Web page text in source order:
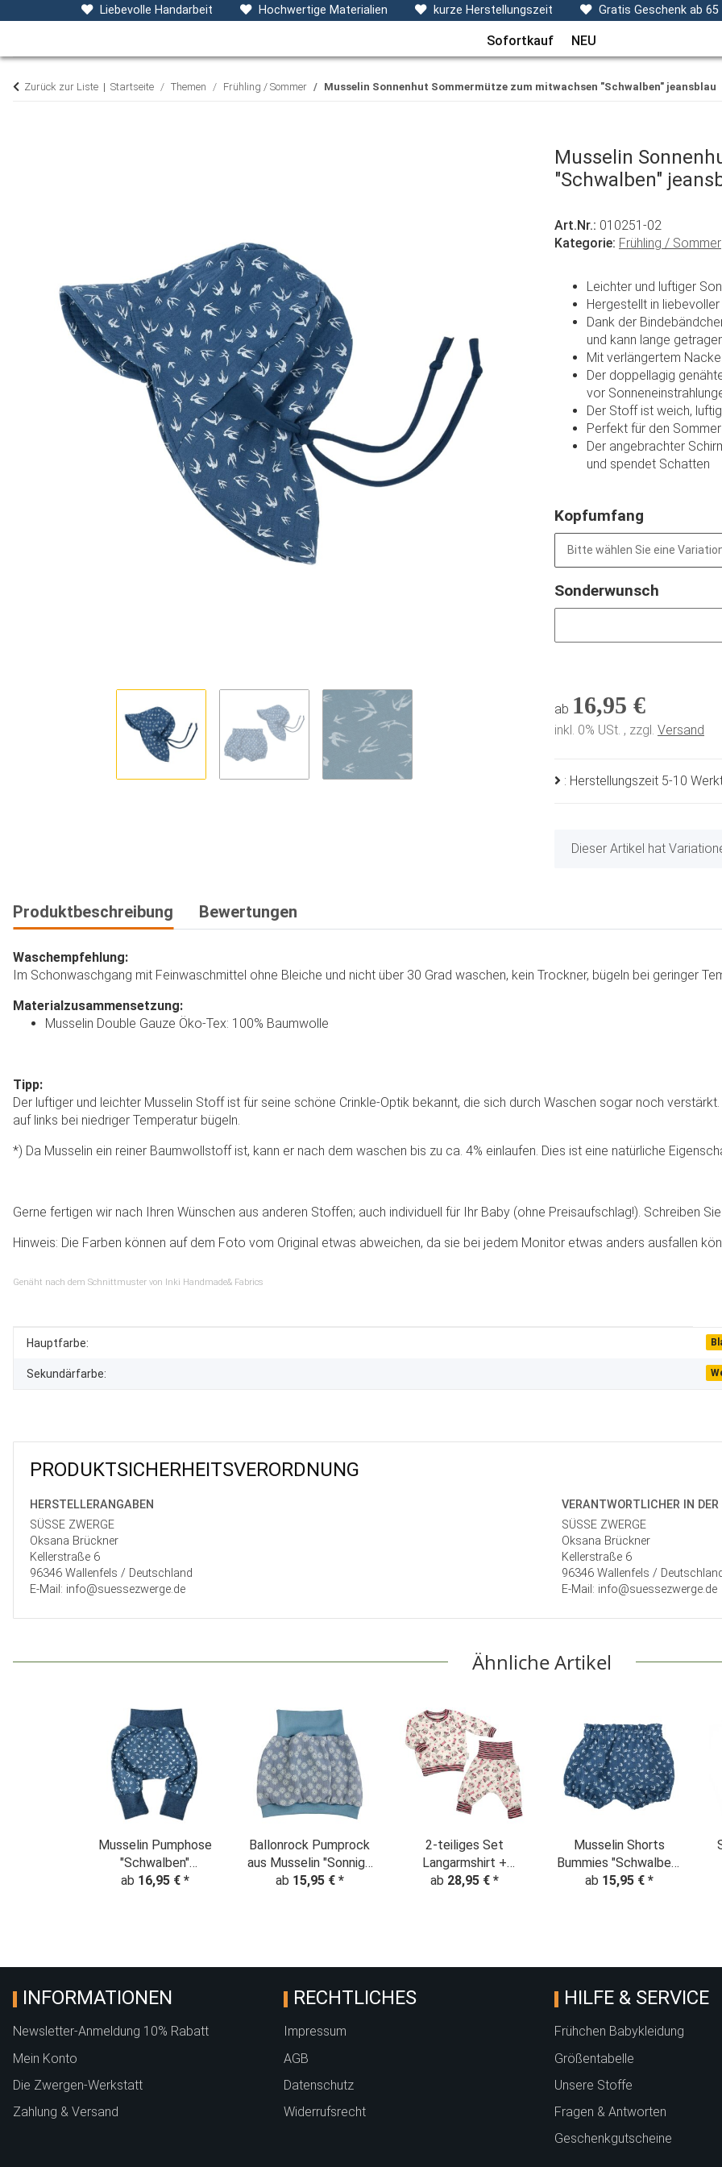
Liebevolle Handarbeit Hochwertige Materialien kurze Herstellungszeit Gratis Geschenk ab
Baby- & Kinderkleidung Accessoires Decken, Kissen & Co Themen Sets
Sofortkauf NEU
Zurück zur Liste Startseite Themen Frühling / Sommer Musselin Sonnenhut Sommermütze zum mitwachsen "Schwalben" jeansblau
Musselin
"Schwalben"
Art.Nr.: 010251-02
Kategorie: Frühling / Sommer
Leichter und luftiger
Hergestellt in
Dank der
und kann lange
Mit verlängertem
Der doppellagig
vor
Der Stoff ist weich,
Perfekt für den
Der angebrachter
und spendet Schatten
Kopfumfang
Bitte wählen Sie eine
Sonderwunsch
ab 16,95 €
inkl. 0% USt. , zzgl. Versand
: Herstellungszeit 5-10
x
Dieser Artikel hat
Produktbeschreibung Bewertungen
Waschempfehlung:
Im Schonwaschgang mit Feinwaschmittel ohne Bleiche und nicht über 30 Grad waschen, kein Trockner, bügeln bei geringer
Materialzusammensetzung:
Musselin Double Gauze Öko-Tex: 100% Baumwolle
Tipp:
Der luftiger und leichter Musselin Stoff ist für seine schöne Crinkle-Optik bekannt, die sich durch Waschen sogar noch
auf links bei niedriger Temperatur bügeln.
*) Da Musselin ein reiner Baumwollstoff ist, kann er nach dem waschen bis zu ca. 4% einlaufen. Dies ist eine natürliche
Gerne fertigen wir nach Ihren Wünschen aus anderen Stoffen; auch individuell für Ihr Baby (ohne Preisaufschlag!). Schreiben
Hinweis: Die Farben können auf dem Foto vom Original etwas abweichen, da sie bei jedem Monitor etwas anders ausfallen
Genäht nach dem Schnittmuster von Inki Handmade& Fabrics
Produkteigenschaft
Wert
Hauptfarbe:
Sekundärfarbe:
PRODUKT­SICHER­HEITS­VER­ORD­NUNG
HERSTELLER­ANGABEN
SÜSSE ZWERGE
Oksana Brückner
Kellerstraße 6
96346 Wallenfels / Deutschland
E-Mail: info@suessezwerge.de
VERANTWORT­LICHER IN DER
SÜSSE ZWERGE
Oksana Brückner
Kellerstraße 6
96346 Wallenfels /
E-Mail: info@suessezwerge.de
Ähnliche Artikel
Musselin Pumphose
"Schwalben"
Jeansblau
ab 16,95 € *
Ballonrock Pumprock
aus Musselin "Sonnige
Blumen" hellblau
ab 15,95 € *
2-teiliges Set
Langarmshirt +
Pumphose mit
ab 28,95 € *
Musselin Shorts
Bummies "Schwalben"
Jeansblau
ab 15,95 € *
INFORMATIONEN
Newsletter-Anmeldung 10% Rabatt
Mein Konto
Die Zwergen-Werkstatt
Zahlung & Versand
RECHTLICHES
Impressum
AGB
Datenschutz
Widerrufsrecht
HILFE & SERVICE
Frühchen Babykleidung
Größentabelle
Unsere Stoffe
Fragen & Antworten
Geschenkgutscheine